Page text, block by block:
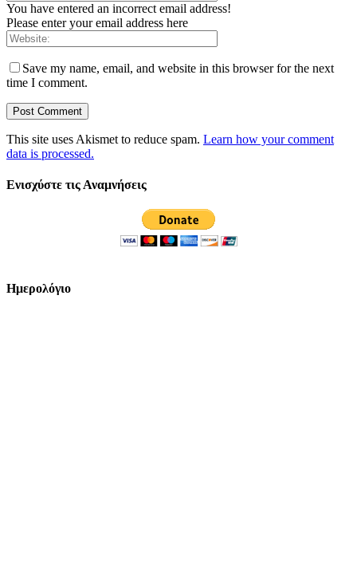
You have entered an incorrect email address!
Please enter your email address here
Save my name, email, and website in this browser for the next
time I comment.
This site uses Akismet to reduce spam. Learn how your comment
data is processed.
Ενισχύστε τις Αναμνήσεις
Ημερολόγιο